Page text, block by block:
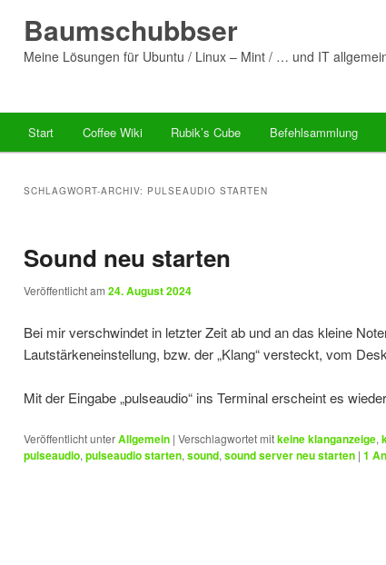
Baumschubbser
Meine Lösungen für Ubuntu / Linux – Mint / … und IT
Zum
springen
Zum
springen
Start Coffee Wiki Rubik’s Cube Befehlsammlung
SCHLAGWORT-ARCHIV: PULSEAUDIO STARTEN
Sound neu starten
Veröffentlicht am 24. August 2024
Bei mir verschwindet in letzter Zeit ab und an das kleine
Lautstärkeneinstellung, bzw. der „Klang“ versteckt, vom
Mit der Eingabe „pulseaudio“ ins Terminal erscheint es
Veröffentlicht unterAllgemein | Verschlagwortet mitkeine klanganzeige,
pulseaudio, pulseaudio starten, sound, sound server neu starten | 1